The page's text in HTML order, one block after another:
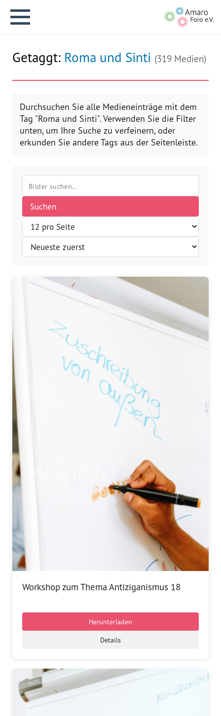
Aktuelles
Vision
Geschichte
Standorte
Projekte
Anlaufstelle Nevo Foro (Neue
Stadt)
Bildungsangebote für
Leistungsbehörden und
Sozialberatungsstellen
Dokumentationsstelle
Antiziganismus – DOSTA
Internationale Jugendarbeit
Abgeschlossene Projekte
Materialien
Wissenswertes
Publikationen
Plakate
Pressemitteilungen
Getaggt: Roma und Sinti (319 Medien)
Durchsuchen Sie alle Medieneinträge mit dem
Tag "Roma und Sinti". Verwenden Sie die Filter
unten, um Ihre Suche zu verfeinern, oder
erkunden Sie andere Tags aus der Seitenleiste.
Suchen
Workshop zum Thema Antiziganismus 18
Herunterladen
Details